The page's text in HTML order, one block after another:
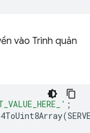
vào Trình quản
;
(